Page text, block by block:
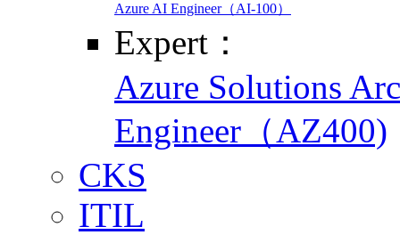
Azure AI Engineer（AI-100）
Expert：
Azure Solutions
Engineer（AZ400)
CKS
ITIL